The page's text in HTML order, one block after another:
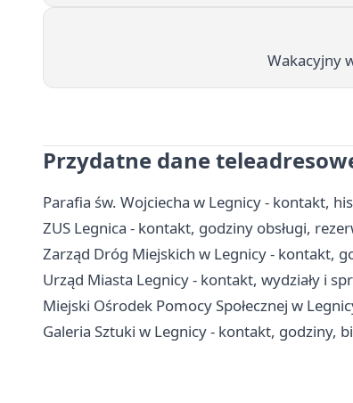
Wakacyjny
Przydatne dane
Parafia św. Wojciecha w Legnicy - kontakt,
ZUS Legnica - kontakt, godziny obsługi,
Zarząd Dróg Miejskich w Legnicy - kontakt,
Urząd Miasta Legnicy - kontakt, wydziały i
Miejski Ośrodek Pomocy Społecznej w
Galeria Sztuki w Legnicy - kontakt, godziny,